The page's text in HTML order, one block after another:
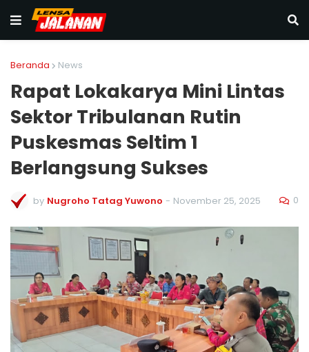
Beranda News
Rapat Lokakarya Mini Lintas
Sektor Tribulanan Rutin
Puskesmas Seltim 1
Berlangsung Sukses
by Nugroho Tatag Yuwono - November 25, 2025 0